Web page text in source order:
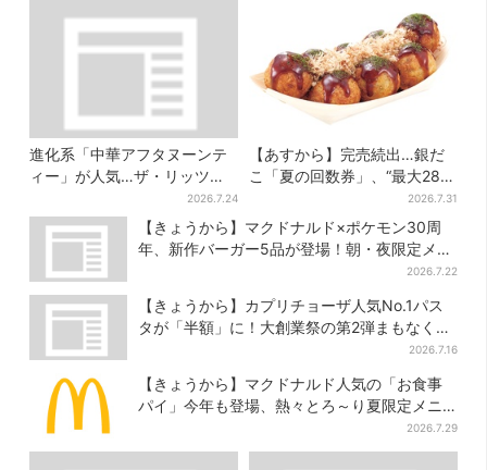
進化系「中華アフタヌーンテ
ィー」が人気…ザ・リッツ・
カールトン大阪でも、8月末ま
で開催
2026.7.24
【あすから】完売続出…銀だ
こ「夏の回数券」、“最大2811
2026.7.31
【きょうから】マクドナルド×ポケモン30周
年、新作バーガー5品が登場！朝・夜限定メニ
2026.7.22
【きょうから】カプリチョーザ人気No.1パス
タが「半額」に！大創業祭の第2弾まもなくス
2026.7.16
【きょうから】マクドナルド人気の「お食事
パイ」今年も登場、熱々とろ～り夏限定メニ
2026.7.29